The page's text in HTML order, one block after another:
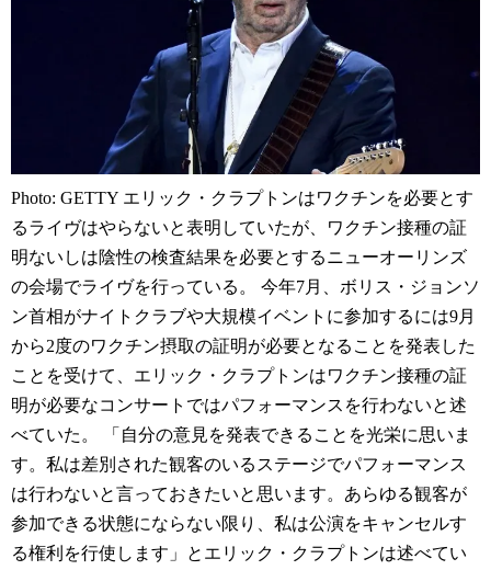
Photo: GETTY エリック・クラプトンはワクチンを必要とす
るライヴはやらないと表明していたが、ワクチン接種の証
明ないしは陰性の検査結果を必要とするニューオーリンズ
の会場でライヴを行っている。 今年7月、ボリス・ジョンソ
ン首相がナイトクラブや大規模イベントに参加するには9月
から2度のワクチン摂取の証明が必要となることを発表した
ことを受けて、エリック・クラプトンはワクチン接種の証
明が必要なコンサートではパフォーマンスを行わないと述
べていた。 「自分の意見を発表できることを光栄に思いま
す。私は差別された観客のいるステージでパフォーマンス
は行わないと言っておきたいと思います。あらゆる観客が
参加できる状態にならない限り、私は公演をキャンセルす
る権利を行使します」とエリック・クラプトンは述べてい